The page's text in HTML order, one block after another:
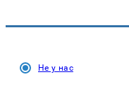
Не у нас